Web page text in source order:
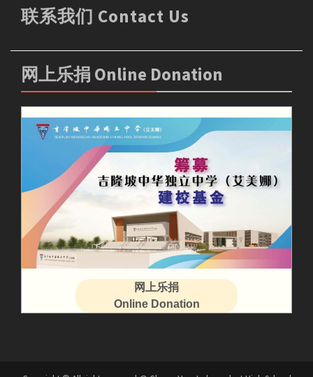
联系我们 Contact Us
网上乐捐 Online Donation
网上乐捐
Online Donation